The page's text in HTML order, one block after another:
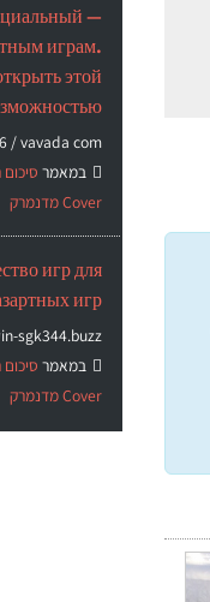
—
играм.
этой
vavada com /
במאמר
Cover מדנמרק
игр для
игр.
sgk344.buzz/ /
במאמר
Cover מדנמרק